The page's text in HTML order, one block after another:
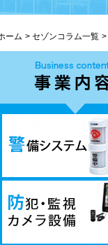
ーム セゾンコラム一覧